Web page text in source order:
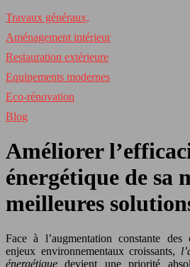
Travaux généraux,
Aménagement intérieur
Restauration extérieure
Equipements modernes
Eco-rénovation
Blog
Améliorer
énergétique de sa
meilleures
Face à l’augmentation constante
enjeux environnementaux croissants,
énergétiquedevient une priorité